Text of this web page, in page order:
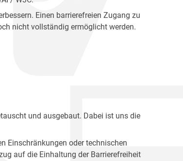
Einen barrierefreien Zugang zu
nicht vollständig ermöglicht werden.
und ausgebaut. Dabei ist uns die
Einschränkungen oder technischen
auf die Einhaltung der Barrierefreiheit